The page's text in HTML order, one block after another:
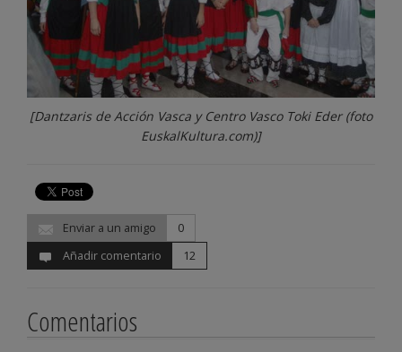
[Dantzaris de Acción Vasca y Centro Vasco Toki Eder (foto
EuskalKultura.com)]
Enviar a un amigo
0
Añadir comentario
12
Comentarios